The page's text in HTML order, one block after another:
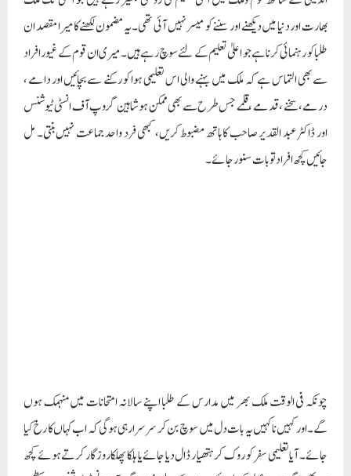
چونکہ فی الوقت ملک بھر میں مدارس کے طلبا اپنے سالانہ امتحانات میں منہمک ہوں
گے۔ اور کہیں نا کہیں یہ بات دل میں سوچ بن کر سرسرا رہی ہوگی کہ اب کہاں کا رخ کیا
جائے۔ آیا تعلیمی سفر کو روک کر ہتھیار ڈال دیا جائے یا ہلکا پھلکا روزگار کرتے ہوئے کچھ
اور بھی ڈگریاں حاصل کر لی جائیں۔ ان کے لئے شاہین گرو آف انسٹی ٹیوشنس ہر سطح پر
مددگار اور سہارا ثابت ہوگا۔ مدرسہ پلس کے نام سے ڈاکٹر عبد القدیر صاحب نے ملک بھر
کے سیکڑوں اداروں کو جوڑنے کا کام کیا ہے۔ جہاں پر بچوں کو دینی تعلیم کے حصول کے
ساتھ ساتھ عصری تعلیم کی بھی تیاری کرائی جاتی ہے۔ اس مدرسہ پلس مہم کے لئے ڈاکٹر
کریں گے کہ مثل سرسید ڈاکٹر عبد القدیر صاحب اور ادارہ شاہین نے تعلیمی معیار کو
بڑھانے میں ایک اہم رول ادا کیا ہے۔ ایک صحافی ہونے کی حیثیت سے میں نے شاہین
گروپ آف انسٹی ٹیوشنز کا کئی بار سفر کیا ہے۔ اور آئندہ بھی وہاں جانے اور وہاں کی تعلیمی